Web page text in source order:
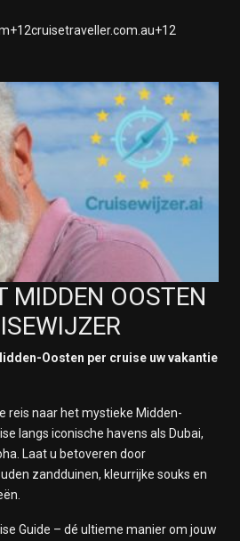
MIDDEN OOSTEN
Oosten per cruise uw vakantie
reis naar het mystieke Midden-
langs iconische havens als Dubai,
Laat u betoveren door
zandduinen, kleurrijke souks en
Guide – dé ultieme manier om jouw